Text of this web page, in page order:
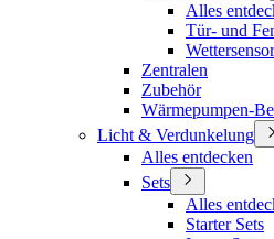
Alles
Tür- und
Zentralen
Zubehör
Wärmepumpen-
Licht & Verdunkelung
Alles entdecken
Sets
Alles
Starter Sets